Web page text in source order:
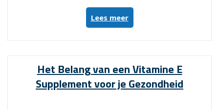
Lees meer“De
Strijd
Tegen
Slapen:
Oorzaken,
Gevolgen
Het Belang van een Vitamine E
Supplement voor je Gezondheid